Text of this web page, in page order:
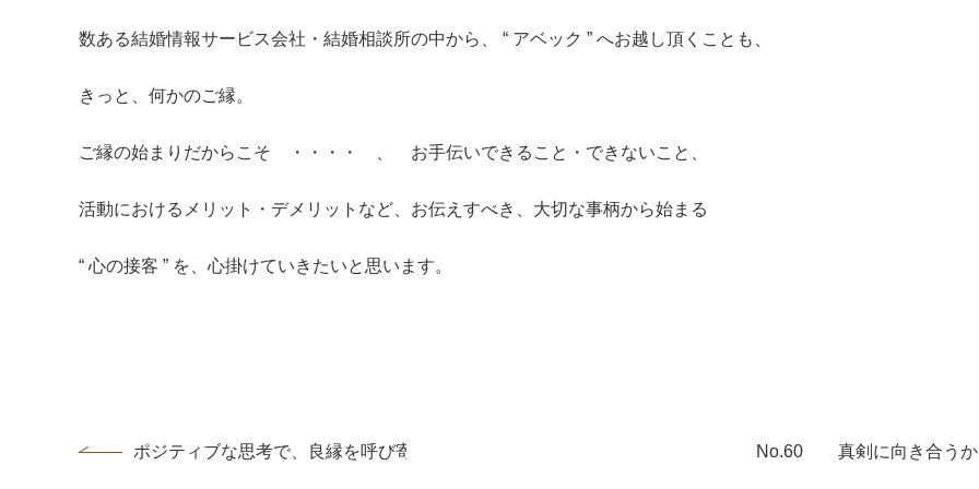
数ある結婚情報サービス会社・結婚相談所の中から、 “ アベック ” へお越し頂くことも、
きっと、何かのご縁。
ご縁の始まりだからこそ ・・・・ 、 お手伝いできること・できないこと、
活動におけるメリット・デメリットなど、お伝えすべき、大切な事柄から始まる
“ 心の接客 ” を、心掛けていきたいと思います。
ポジティブな思考で、良縁を呼び寄せる♪... No.60 真剣に向き合うから